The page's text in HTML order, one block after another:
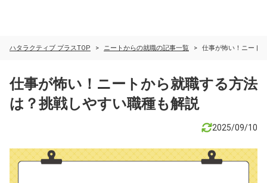
ハタラクティブ プラスTOP ニートからの就職の記事一覧 仕事が怖い！ニート
仕事が怖い！ニートから就職する方法
は？挑戦しやすい職種も解説
2025/09/10